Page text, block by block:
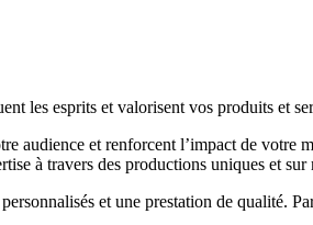
les esprits et valorisent vos produits et
audience et renforcent l’impact de votre
à travers des productions uniques et sur
et une prestation de qualité.